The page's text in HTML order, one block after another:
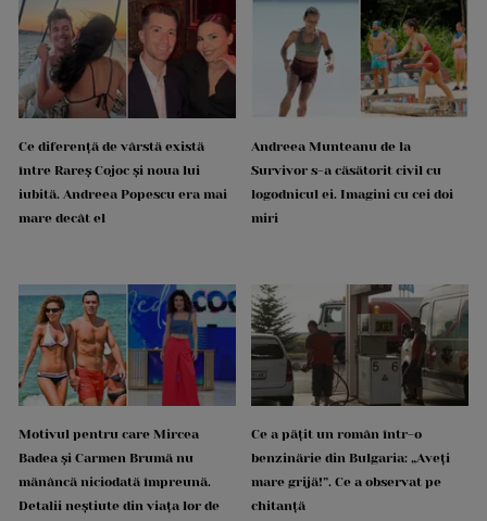
Ce diferență de vârstă există
între Rareș Cojoc și noua lui
iubită. Andreea Popescu era mai
mare decât el
Andreea Munteanu de la
Survivor s-a căsătorit civil cu
logodnicul ei. Imagini cu cei doi
miri
Motivul pentru care Mircea
Badea și Carmen Brumă nu
mănâncă niciodată împreună.
Detalii neștiute din viața lor de
Ce a pățit un român într-o
benzinărie din Bulgaria: „Aveți
mare grijă!”. Ce a observat pe
chitanță